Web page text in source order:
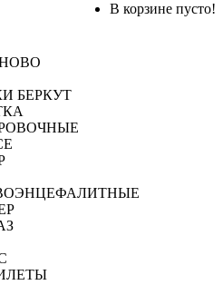
В корзине пусто!
БЕРКУТ